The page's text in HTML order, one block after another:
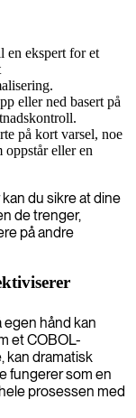
en ekspert for et
eller ned basert på
på kort varsel, noe
eller en
du sikre at dine
de trenger,
på andre
egen hånd kan
et COBOL-
kan dramatisk
fungerer som en
prosessen med